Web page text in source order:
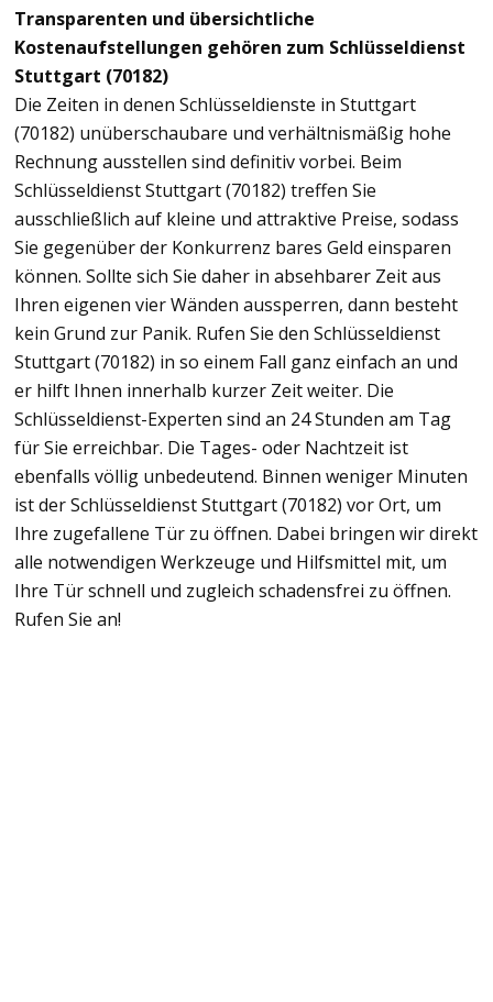
Transparenten und übersichtliche
Kostenaufstellungen gehören zum Schlüsseldienst
Stuttgart (70182)
Die Zeiten in denen Schlüsseldienste in Stuttgart
(70182) unüberschaubare und verhältnismäßig hohe
Rechnung ausstellen sind definitiv vorbei. Beim
Schlüsseldienst Stuttgart (70182) treffen Sie
ausschließlich auf kleine und attraktive Preise, sodass
Sie gegenüber der Konkurrenz bares Geld einsparen
können. Sollte sich Sie daher in absehbarer Zeit aus
Ihren eigenen vier Wänden aussperren, dann besteht
kein Grund zur Panik. Rufen Sie den Schlüsseldienst
Stuttgart (70182) in so einem Fall ganz einfach an und
er hilft Ihnen innerhalb kurzer Zeit weiter. Die
Schlüsseldienst-Experten sind an 24 Stunden am Tag
für Sie erreichbar. Die Tages- oder Nachtzeit ist
ebenfalls völlig unbedeutend. Binnen weniger Minuten
ist der Schlüsseldienst Stuttgart (70182) vor Ort, um
Ihre zugefallene Tür zu öffnen. Dabei bringen wir direkt
alle notwendigen Werkzeuge und Hilfsmittel mit, um
Ihre Tür schnell und zugleich schadensfrei zu öffnen.
Rufen Sie an!